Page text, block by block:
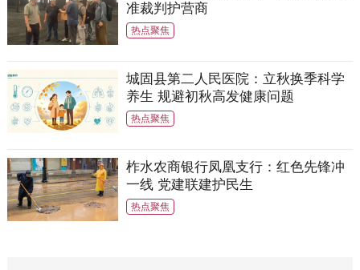
准裁判护营商
热点聚焦
城固县第二人民医院：立秋换季科学
养生 规避初秋高发健康问题
热点聚焦
柞水农商银行凤凰支行：红色先锋冲
一线 党建联建护民生
热点聚焦